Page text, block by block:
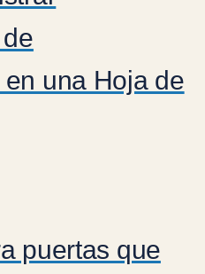
una Hoja de
puertas que